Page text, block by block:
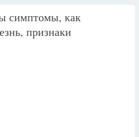
симптомы, как
признаки